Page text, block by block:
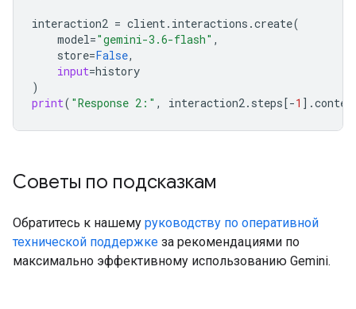
interaction2 = client. interactions .create(
model="gemini-3.6-flash" ,
store=False,
input=history
)
print( "Response 2:" , interaction2. steps[-1 ] .
Советы по подсказкам
Обратитесь к нашему руководству по оперативной
технической поддержке за рекомендациями по
максимально эффективному использованию Gemini.